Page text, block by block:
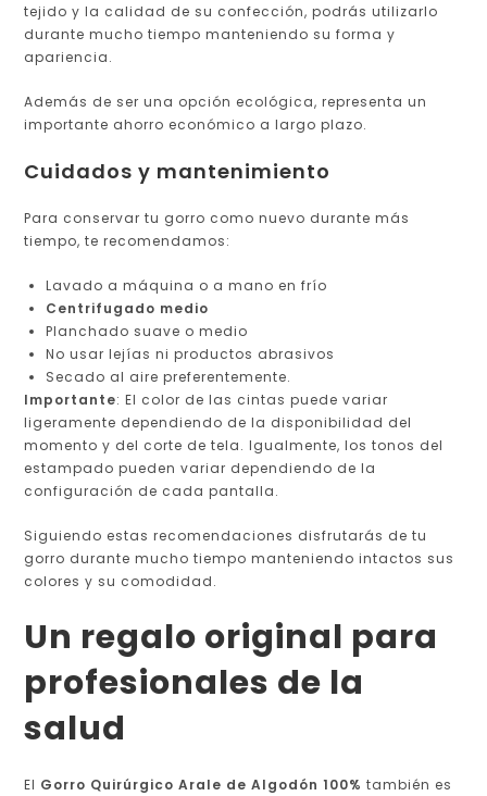
tejido y la calidad de su confección, podrás utilizarlo
durante mucho tiempo manteniendo su forma y
apariencia.
Además de ser una opción ecológica, representa un
importante ahorro económico a largo plazo.
Cuidados y mantenimiento
Para conservar tu gorro como nuevo durante más
tiempo, te recomendamos:
Lavado a máquina o a mano en frío
Centrifugado medio
Planchado suave o medio
No usar lejías ni productos abrasivos
Secado al aire preferentemente.
Importante: El color de las cintas puede variar
ligeramente dependiendo de la disponibilidad del
momento y del corte de tela. Igualmente, los tonos del
estampado pueden variar dependiendo de la
configuración de cada pantalla.
Siguiendo estas recomendaciones disfrutarás de tu
gorro durante mucho tiempo manteniendo intactos sus
colores y su comodidad.
Un regalo original para
profesionales de la
salud
El Gorro Quirúrgico Arale de Algodón 100% también es